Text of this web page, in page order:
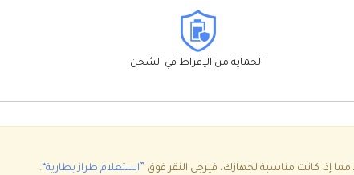
الحماية من الإفراط في الشحن
”استعلام طراز بطارية“ .